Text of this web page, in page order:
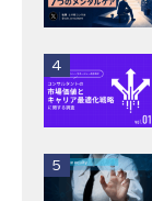
4
5